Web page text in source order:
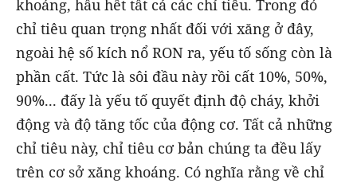
khoáng, hầu hết tất cả các chỉ tiêu. Trong đó
chỉ tiêu quan trọng nhất đối với xăng ở đây,
ngoài hệ số kích nổ RON ra, yếu tố sống còn là
phần cất. Tức là sôi đầu này rồi cất 10%, 50%,
90%... đấy là yếu tố quyết định độ cháy, khởi
động và độ tăng tốc của động cơ. Tất cả những
chỉ tiêu này, chỉ tiêu cơ bản chúng ta đều lấy
trên cơ sở xăng khoáng. Có nghĩa rằng về chỉ